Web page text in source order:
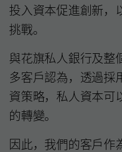
投入資本促進創新，
挑戰。
與花旗私人銀行及整
多客戶認為，透過採
資策略，私人資本可
的轉變。
因此，我們的客戶作